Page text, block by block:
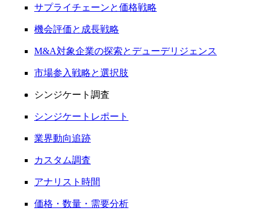
サプライチェーンと価格戦略
機会評価と成長戦略
M&A対象企業の探索とデューデリジェンス
市場参入戦略と選択肢
シンジケート調査
シンジケートレポート
業界動向追跡
カスタム調査
アナリスト時間
価格・数量・需要分析